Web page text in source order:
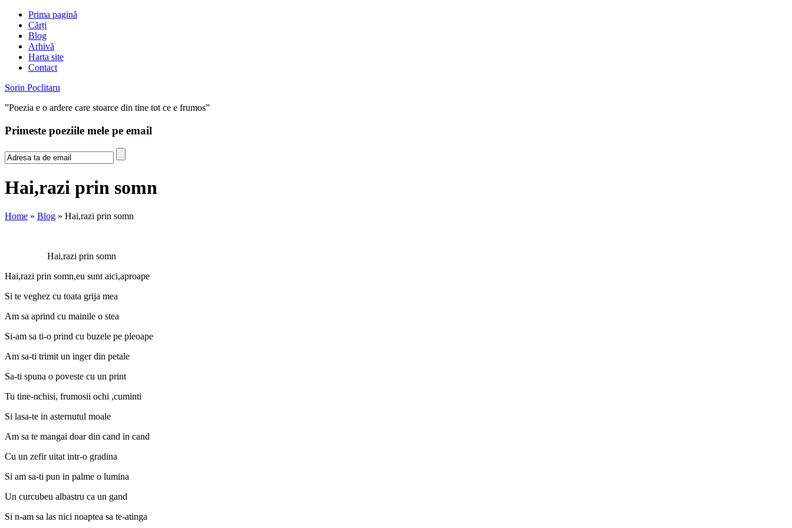
Prima pagină
Cărți
Blog
Arhivă
Harta site
Contact
Sorin Poclitaru
”Poezia e o ardere care stoarce din tine tot ce e frumos”
Primeste poeziile mele pe email
Hai,razi prin somn
Home » Blog » Hai,razi prin somn
Hai,razi prin somn
Hai,razi prin somn,eu sunt aici,aproape
Si te veghez cu toata grija mea
Am sa aprind cu mainile o stea
Si-am sa ti-o prind cu buzele pe pleoape
Am sa-ti trimit un inger din petale
Sa-ti spuna o poveste cu un print
Tu tine-nchisi, frumosii ochi ,cuminti
Si lasa-te in asternutul moale
Am sa te mangai doar din cand in cand
Cu un zefir uitat intr-o gradina
Si am sa-ti pun in palme o lumina
Un curcubeu albastru ca un gand
Si n-am sa las nici noaptea sa te-atinga